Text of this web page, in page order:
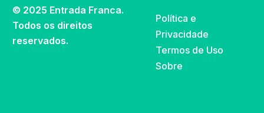
© 2025 Entrada Franca.
Todos os direitos
reservados.
Política e
Privacidade
Termos de Uso
Sobre